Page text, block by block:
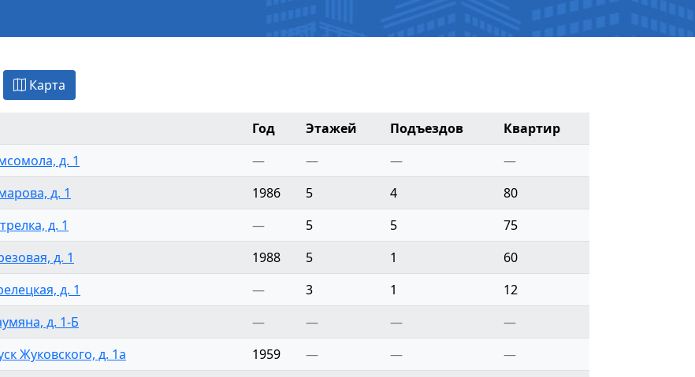
Карта
Год Этажей Подъездов
Квартир
д. 1 — — —
—
д. 1 1986 5 4
80
д. 1 — 5 5
75
д. 1 1988 5 1
60
д. 1 — 3 1
12
д. 1-Б — — —
—
Жуковского, д. 1а 1959 — —
—